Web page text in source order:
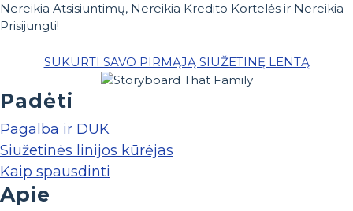
Nereikia Atsisiuntimų, Nereikia Kredito Kortelės ir Nereikia
Prisijungti!
SUKURTI SAVO PIRMĄJĄ SIUŽETINĘ LENTĄ
Padėti
Pagalba ir DUK
Siužetinės linijos kūrėjas
Kaip spausdinti
Apie